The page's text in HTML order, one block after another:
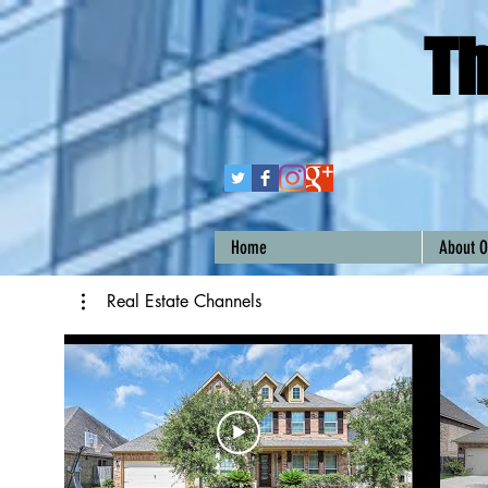
Home About
Real Estate Channels